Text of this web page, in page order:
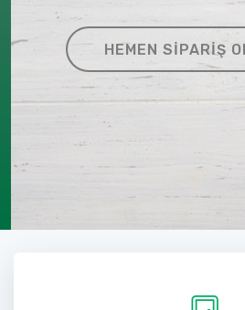
HEMEN SIPARIŞ